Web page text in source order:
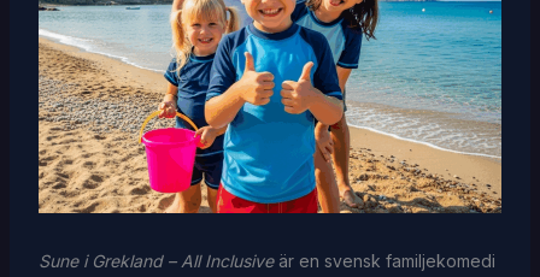
Sune i Grekland – All Inclusiveär en svensk familjekomedi